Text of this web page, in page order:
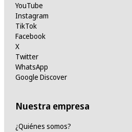
YouTube
Instagram
TikTok
Facebook
X
Twitter
WhatsApp
Google Discover
Nuestra empresa
¿Quiénes somos?